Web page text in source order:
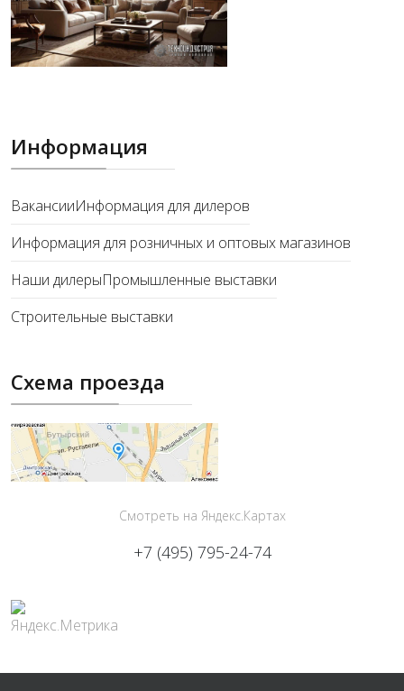
Информация
ВакансииИнформация для дилеров
Информация для розничных и оптовых магазинов
Наши дилерыПромышленные выставки
Строительные выставки
Схема проезда
Смотреть на Яндекс.Картах
+7 (495) 795-24-74